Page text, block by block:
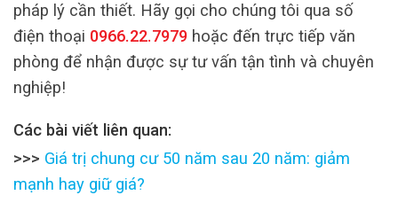
pháp lý cần thiết. Hãy gọi cho chúng tôi qua số
điện thoại 0966.22.7979 hoặc đến trực tiếp văn
phòng để nhận được sự tư vấn tận tình và chuyên
nghiệp!
Các bài viết liên quan:
>>> Giá trị chung cư 50 năm sau 20 năm: giảm
mạnh hay giữ giá?